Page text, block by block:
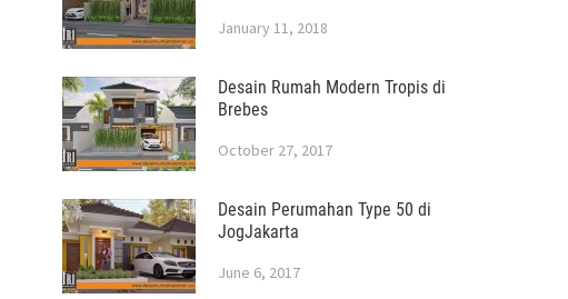
January 11, 2018
Desain Rumah Modern Tropis di
Brebes
October 27, 2017
Desain Perumahan Type 50 di
JogJakarta
June 6, 2017